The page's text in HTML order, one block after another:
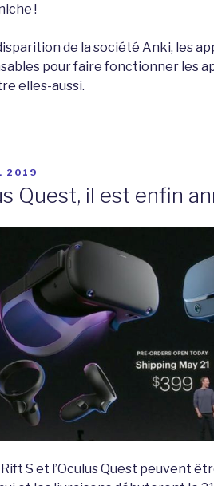
!
de la société Anki, les
pour faire fonctionner les
elles-aussi.
2019
Quest, il est enfin
Rift S et l’Oculus Quest peuvent